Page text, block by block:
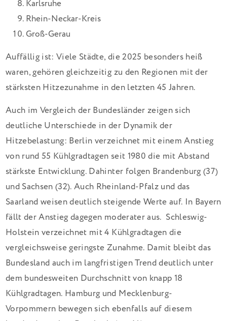
Karlsruhe
Rhein-Neckar-Kreis
Groß-Gerau
Auffällig ist: Viele Städte, die 2025 besonders heiß
waren, gehören gleichzeitig zu den Regionen mit der
stärksten Hitzezunahme in den letzten 45 Jahren.
Auch im Vergleich der Bundesländer zeigen sich
deutliche Unterschiede in der Dynamik der
Hitzebelastung: Berlin verzeichnet mit einem Anstieg
von rund 55 Kühlgradtagen seit 1980 die mit Abstand
stärkste Entwicklung. Dahinter folgen Brandenburg (37)
und Sachsen (32). Auch Rheinland-Pfalz und das
Saarland weisen deutlich steigende Werte auf. In Bayern
fällt der Anstieg dagegen moderater aus. Schleswig-
Holstein verzeichnet mit 4 Kühlgradtagen die
vergleichsweise geringste Zunahme. Damit bleibt das
Bundesland auch im langfristigen Trend deutlich unter
dem bundesweiten Durchschnitt von knapp 18
Kühlgradtagen. Hamburg und Mecklenburg-
Vorpommern bewegen sich ebenfalls auf diesem